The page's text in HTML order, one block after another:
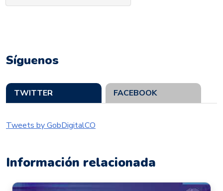
Síguenos
TWITTER FACEBOOK
Tweets by GobDigitalCO
Información relacionada